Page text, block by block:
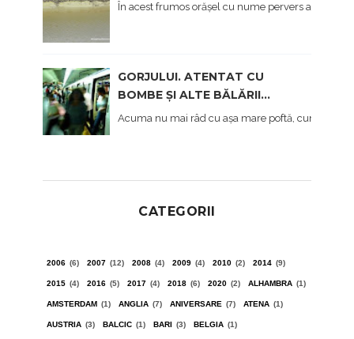
În acest frumos orășel cu nume pervers am
GORJULUI. ATENTAT CU
BOMBE ȘI ALTE BĂLĂRII...
Acuma nu mai râd cu așa mare poftă, cum am
CATEGORII
2006 (6) 2007 (12) 2008 (4) 2009 (4) 2010 (2) 2014 (9)
2015 (4) 2016 (5) 2017 (4) 2018 (6) 2020 (2) ALHAMBRA (1)
AMSTERDAM (1) ANGLIA (7) ANIVERSARE (7) ATENA (1)
AUSTRIA (3) BALCIC (1) BARI (3) BELGIA (1)